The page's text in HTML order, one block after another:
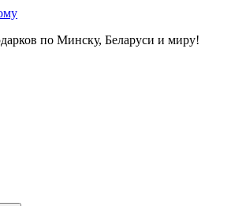
по Минску, Беларуси и миру!